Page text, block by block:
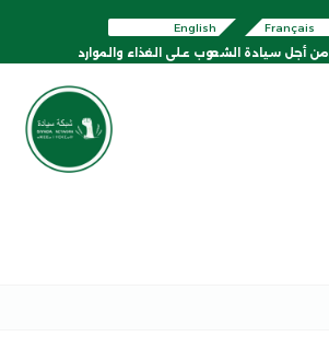
Français
English
من أجل سيادة الشعوب على الغذاء والموارد